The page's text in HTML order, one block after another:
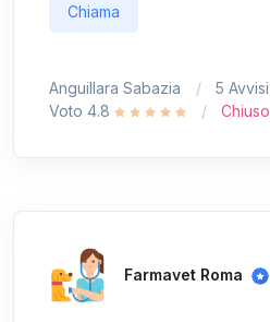
Chiama
Anguillara Sabazia
5 Avvisi
Voto 4.8
Chiuso
Farmavet Roma